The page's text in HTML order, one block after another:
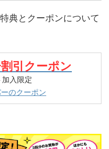
典とクーポンについて
引クーポン
入限定
のクーポン